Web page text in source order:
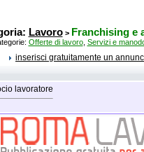
Lavoro> Franchising e
Offerte di lavoro, Servizi e
inserisci gratuitamente un
lavoratore